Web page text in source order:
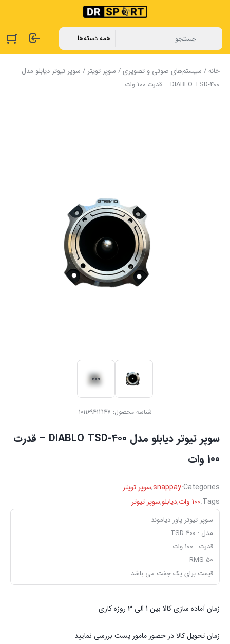
خانه/ سیستم‌های صوتی و تصویری/ سوپر تویتر / سوپر تیوتر دیابلو مدل
DIABLO TSD-400 – قدرت 100 وات
شناسه محصول: 101169412147
سوپر تیوتر دیابلو مدل DIABLO TSD-400 – قدرت
100 وات
Categories:
snappay
,سوپر تویتر
Tags: 100 وات ,دیابلو,سوپر تیوتر
سوپر تیوتر پاور دیاموند
مدل : TSD-400
قدرت : 100 وات
RMS 50
قیمت برای یک جفت می باشد
زمان آماده سازی کالا بین 1 الی 3 روزه کاری
زمان تحویل کالا در حضور مامور پست بررسی نمایید